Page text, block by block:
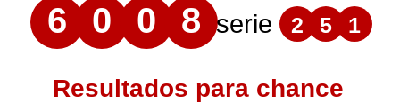
6 0 0 8 serie 2 5 1
Resultados para chance